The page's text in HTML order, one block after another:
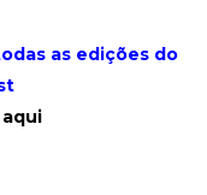
as edições do